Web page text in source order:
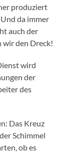
produziert
da immer
auch der
wir den Dreck!
wird
der
des
Das Kreuz
Schimmel
ob es